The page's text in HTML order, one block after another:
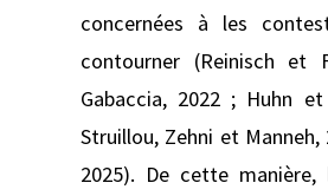
concernées à les
contourner (Reinisch et
Gabaccia, 2022 ; Huhn
Struillou, Zehni et Manneh,
2025). De cette manière,